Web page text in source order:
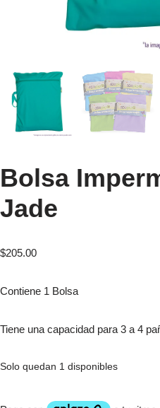
Bolsa
Jade
$205.00
Contiene 1 Bolsa
Tiene una capacidad para 3 a 4
Solo quedan 1 disponibles